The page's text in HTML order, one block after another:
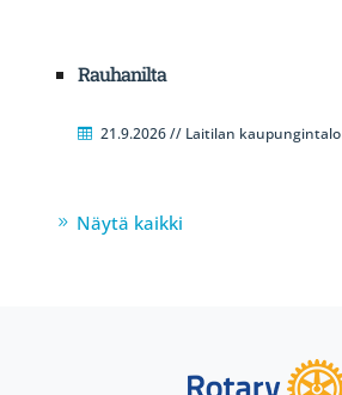
Rauhanilta
21.9.2026 // Laitilan kaupungintalo
Näytä kaikki